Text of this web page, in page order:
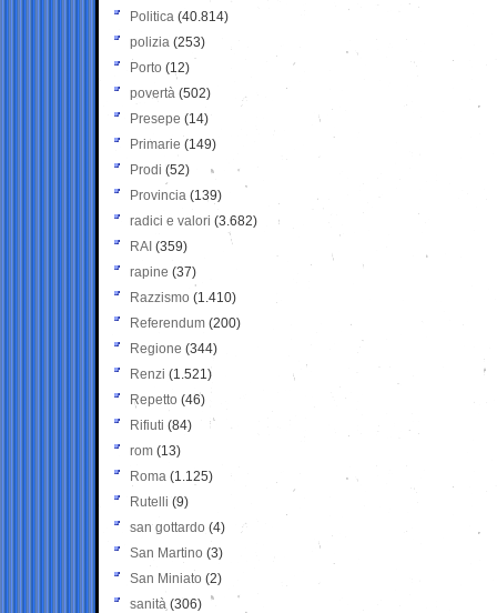
Politica (40.814)
polizia (253)
Porto (12)
povertà (502)
Presepe (14)
Primarie (149)
Prodi (52)
Provincia (139)
radici e valori (3.682)
RAI (359)
rapine (37)
Razzismo (1.410)
Referendum (200)
Regione (344)
Renzi (1.521)
Repetto (46)
Rifiuti (84)
rom (13)
Roma (1.125)
Rutelli (9)
san gottardo (4)
San Martino (3)
San Miniato (2)
sanità (306)